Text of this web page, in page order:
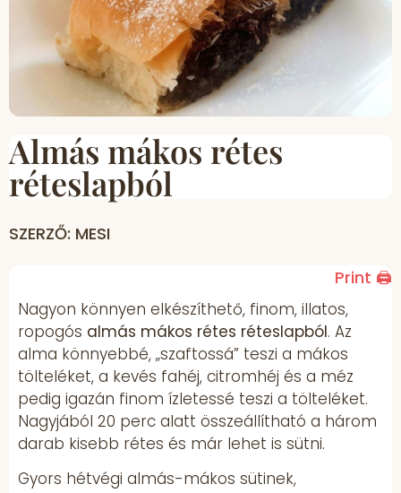
Almás mákos rétes
réteslapból
SZERZŐ: MESI
Print 🖨
Nagyon könnyen elkészíthető, finom, illatos,
ropogós almás mákos rétes réteslapból. Az
alma könnyebbé, „szaftossá” teszi a mákos
tölteléket, a kevés fahéj, citromhéj és a méz
pedig igazán finom ízletessé teszi a tölteléket.
Nagyjából 20 perc alatt összeállítható a három
darab kisebb rétes és már lehet is sütni.
Gyors hétvégi almás-mákos sütinek,